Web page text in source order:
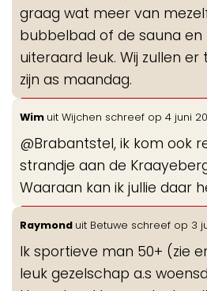
graag wat meer van
bubbelbad of de sauna en
uiteraard leuk. Wij zullen
zijn as maandag.
Wim uit Wijchen schreef op 4 juni
@Brabantstel, ik kom ook
strandje aan de
Waaraan kan ik jullie daar
Raymond uit Betuwe schreef op 3
Ik sportieve man 50+ (zie
leuk gezelschap a.s